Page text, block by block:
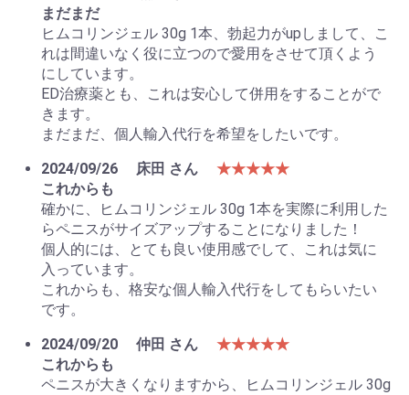
お買い物を続ける カートへ進む
まだまだ
ヒムコリンジェル 30g 1本、勃起力がupしまして、こ
れは間違いなく役に立つので愛用をさせて頂くよう
にしています。
ED治療薬とも、これは安心して併用をすることがで
きます。
まだまだ、個人輸入代行を希望をしたいです。
2024/09/26
床田 さん
★★★★★
これからも
確かに、ヒムコリンジェル 30g 1本を実際に利用した
らペニスがサイズアップすることになりました！
個人的には、とても良い使用感でして、これは気に
入っています。
これからも、格安な個人輸入代行をしてもらいたい
です。
2024/09/20
仲田 さん
★★★★★
これからも
ペニスが大きくなりますから、ヒムコリンジェル 30g